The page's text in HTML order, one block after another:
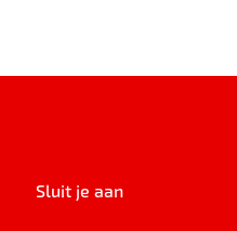
Sluit je aan